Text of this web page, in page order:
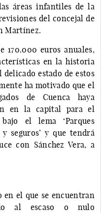
áreas infantiles de la
del concejal de
Martínez.
170.000 euros anuales,
en la historia
estado de estos
ha motivado que el
de Cuenca haya
en la capital para el
el lema ‘Parques
seguros’ y que tendrá
con Sánchez Vera, a
en el que se encuentran
al escaso o nulo